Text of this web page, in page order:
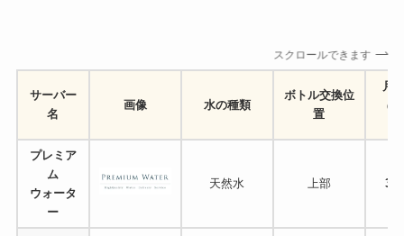
スクロールできます
サーバー
名
画像 水の種類
ボトル交換位
置
月
（※
プレミア
ム
ウォータ
ー
天然水 上部